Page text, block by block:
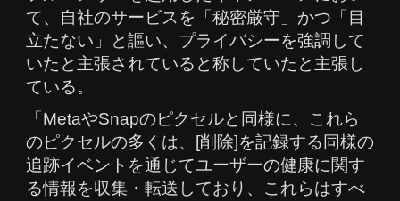
て、自社のサービスを「秘密厳守」かつ「目
立たない」と謳い、プライバシーを強調して
いたと主張されていると称していたと主張し
ている。
「MetaやSnapのピクセルと同様に、これら
のピクセルの多くは、[削除]を記録する同様の
追跡イベントを通じてユーザーの健康に関す
る情報を収集・転送しており、これらはすべ